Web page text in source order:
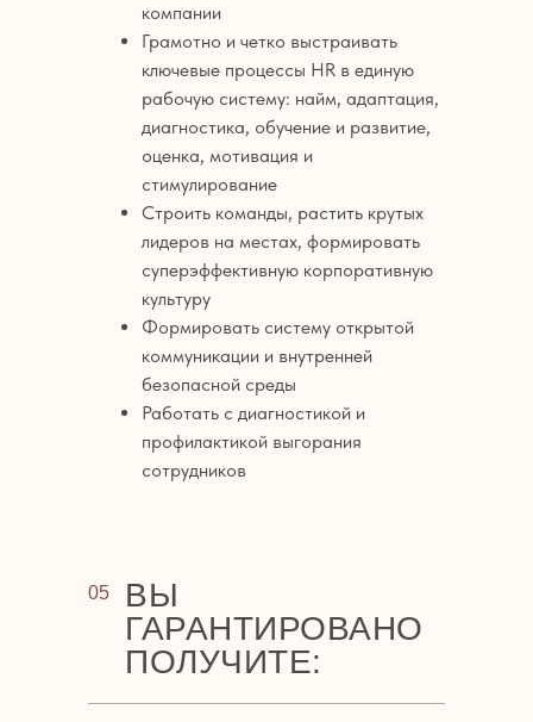
компании
Грамотно и четко выстраивать
ключевые процессы HR в единую
рабочую систему: найм, адаптация,
диагностика, обучение и развитие,
оценка, мотивация и
стимулирование
Строить команды, растить крутых
лидеров на местах, формировать
суперэффективную корпоративную
культуру
Формировать систему открытой
коммуникации и внутренней
безопасной среды
Работать с диагностикой и
профилактикой выгорания
сотрудников
ВЫ
ГАРАНТИРОВАНО
ПОЛУЧИТЕ:
05